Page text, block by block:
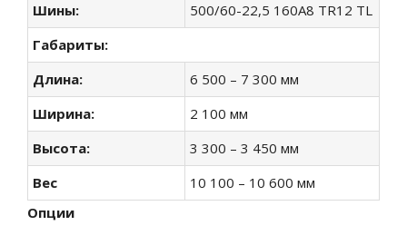
Шины:
500/60-22,5 160A8 TR12 TL
Габариты:
Длина:
6 500 – 7 300 мм
Ширина:
2 100 мм
Высота:
3 300 – 3 450 мм
Вес
10 100 – 10 600 мм
Опции